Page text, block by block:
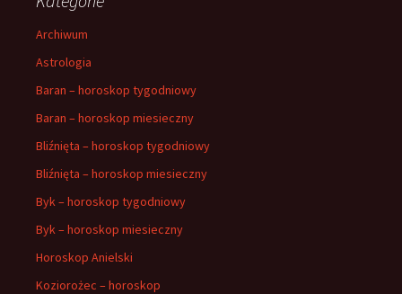
Archiwum
Astrologia
Baran – horoskop tygodniowy
Baran – horoskop miesieczny
Bliźnięta – horoskop tygodniowy
Bliźnięta – horoskop miesieczny
Byk – horoskop tygodniowy
Byk – horoskop miesieczny
Horoskop Anielski
Koziorożec – horoskop